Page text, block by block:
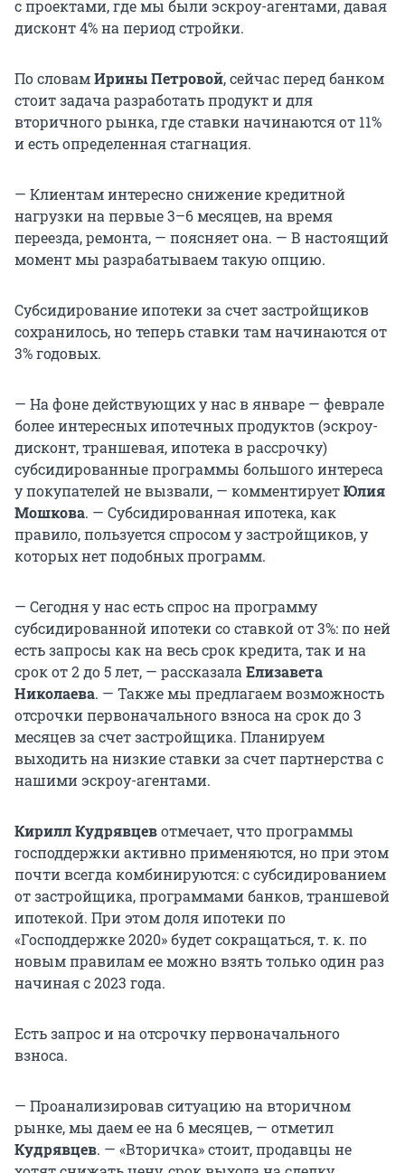
с проектами, где мы были эскроу-агентами, давая
дисконт 4% на период стройки.
По словамИрины Петровой, сейчас перед банком
стоит задача разработать продукт и для
вторичного рынка, где ставки начинаются от 11%
и есть определенная стагнация.
— Клиентам интересно снижение кредитной
нагрузки на первые 3–6 месяцев, на время
переезда, ремонта, — поясняет она. — В настоящий
момент мы разрабатываем такую опцию.
Субсидирование ипотеки за счет застройщиков
сохранилось, но теперь ставки там начинаются от
3% годовых.
— На фоне действующих у нас в январе — феврале
более интересных ипотечных продуктов (эскроу-
дисконт, траншевая, ипотека в рассрочку)
субсидированные программы большого интереса
у покупателей не вызвали, — комментируетЮлия
Мошкова. — Субсидированная ипотека, как
правило, пользуется спросом у застройщиков, у
которых нет подобных программ.
— Сегодня у нас есть спрос на программу
субсидированной ипотеки со ставкой от 3%: по ней
есть запросы как на весь срок кредита, так и на
срок от 2 до 5 лет, — рассказалаЕлизавета
Николаева. — Также мы предлагаем возможность
отсрочки первоначального взноса на срок до 3
месяцев за счет застройщика. Планируем
выходить на низкие ставки за счет партнерства с
нашими эскроу-агентами.
Кирилл Кудрявцевотмечает, что программы
господдержки активно применяются, но при этом
почти всегда комбинируются: с субсидированием
от застройщика, программами банков, траншевой
ипотекой. При этом доля ипотеки по
«Господдержке 2020» будет сокращаться, т. к. по
новым правилам ее можно взять только один раз
начиная с 2023 года.
Есть запрос и на отсрочку первоначального
взноса.
— Проанализировав ситуацию на вторичном
рынке, мы даем ее на 6 месяцев, — отметил
Кудрявцев. — «Вторичка» стоит, продавцы не